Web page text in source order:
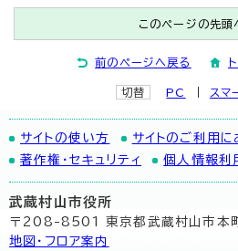
このページの先頭
前のページへ戻る
切替 PC スマ
サイトの使い方
サイトのご利用に
著作権・セキュリティ
個人情報利
武蔵村山市役所
〒208-8501 東京都武蔵村山市本
地図･フロア案内